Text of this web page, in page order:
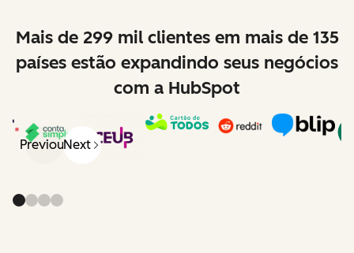
Mais de 299 mil clientes em mais de 135
países estão expandindo seus negócios
com a HubSpot
PreviousNext